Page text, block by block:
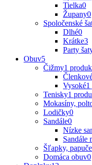
Tielka0
Župany0
Spoločenské
Dlhé0
Krátke3
Party
Obuv5
Čižmy1
Vysoké1
Tenisky1
Mokasíny,
Lodičky0
Sandále0
Nízke
Sandále
Šľapky, papuče
Domáca obuv0